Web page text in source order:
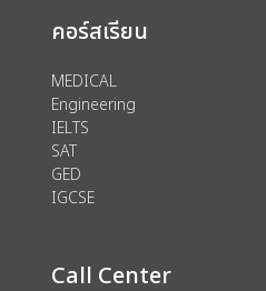
คอร์สเรียน
MEDICAL
Engineering
IELTS
SAT
GED
IGCSE
Call Center